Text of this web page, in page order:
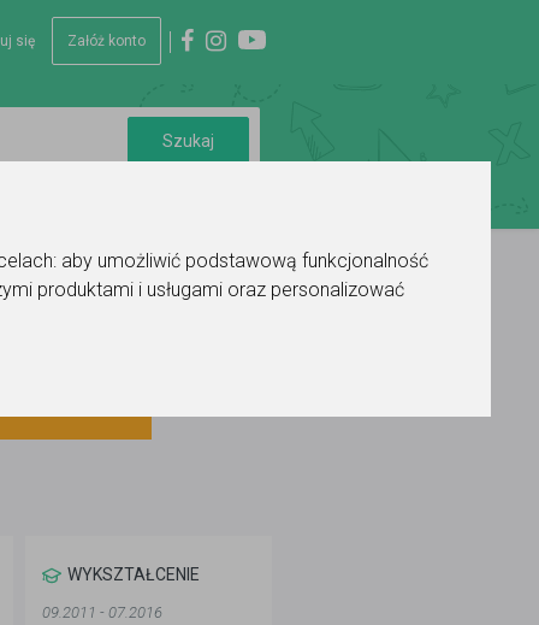
aby umożliwić podstawową funkcjonalność
produktami i usługami oraz personalizować
się Załóż konto
WYKSZTAŁCENIE
09.2011 - 07.2016